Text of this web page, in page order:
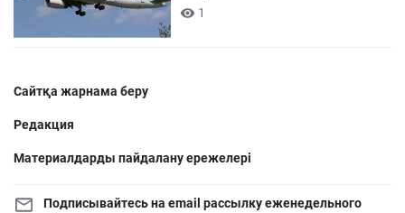
1
Сайтқа жарнама беру
Редакция
Материалдарды пайдалану ережелері
Подписывайтесь на email рассылку еженедельного